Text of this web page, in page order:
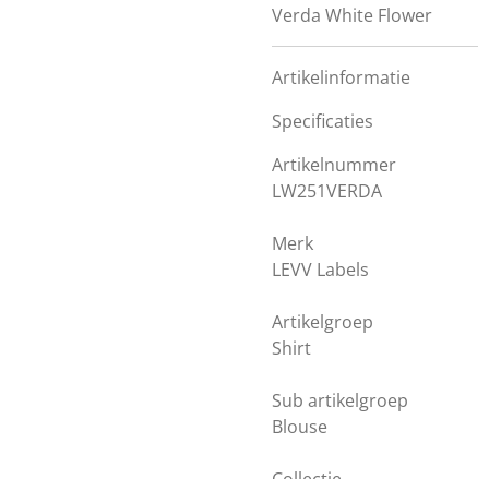
Verda White Flower
Artikelinformatie
Specificaties
Artikelnummer
LW251VERDA
Merk
LEVV Labels
Artikelgroep
Shirt
Sub artikelgroep
Blouse